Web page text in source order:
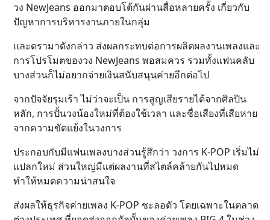
วง NewJeans ออกมาตอบโต้กันผ่านสื่อหลายครั้ง เกี่ยวกับ
ปัญหาการบริหารงานภายในกลุ่ม
และดรามาดังกล่าว ส่งผลกระทบต่อการผลิตผลงานเพลงและ
การโปรโมตของวง NewJeans พอสมควร รวมทั้งแฟนคลับ
บางส่วนก็ไม่อยากจ่ายเงินสนับสนุนค่ายอีกต่อไป
จากปัจจัยรุมเร้า ไม่ว่าจะเป็น การสูญเสียรายได้จากศิลปิน
หลัก, การปั้นวงน้องใหม่ที่ต้องใช้เวลา และชื่อเสียงที่เสียหาย
จากความขัดแย้งในวงการ
ประกอบกับมีแฟนเพลงบางส่วนรู้สึกว่า วงการ K-POP เริ่มไม่
แปลกใหม่ ส่วนใหญ่มีแต่ผลงานที่สไตล์คล้ายกันไปหมด
ทำให้หมดความน่าสนใจ
ส่งผลให้ธุรกิจค่ายเพลง K-POP ชะลอตัว โดยเฉพาะในตลาด